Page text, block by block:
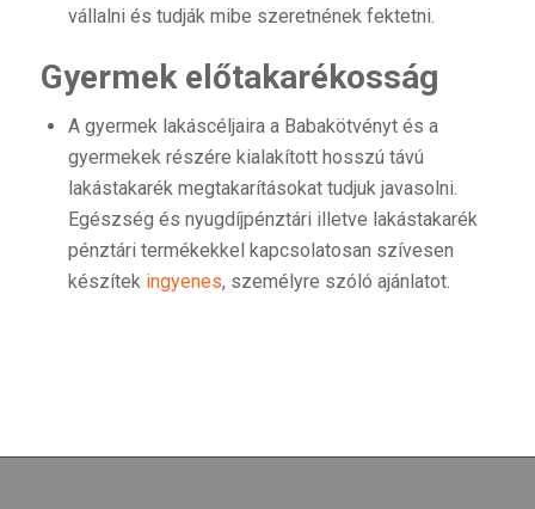
vállalni és tudják mibe szeretnének fektetni.
Gyermek előtakarékosság
A gyermek lakáscéljaira a Babakötvényt és a
gyermekek részére kialakított hosszú távú
lakástakarék megtakarításokat tudjuk javasolni.
Egészség és nyugdíjpénztári illetve lakástakarék
pénztári termékekkel kapcsolatosan szívesen
készítek ingyenes, személyre szóló ajánlatot.